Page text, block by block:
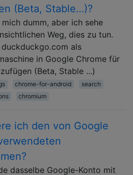
(Beta, Stable…)?
mich dumm, aber ich sehe
Weg, dies zu tun.
als
in Google Chrome für
(Beta, Stable ...)
chrome-for-android
search
chromium
ich den von Google
dasselbe Google-Konto mit